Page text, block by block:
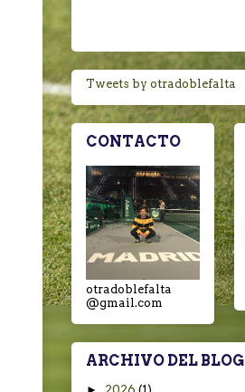
Tweets by otradoblefalta
CONTACTO
otradoblefalta
@gmail.com
ARCHIVO DEL BLOG